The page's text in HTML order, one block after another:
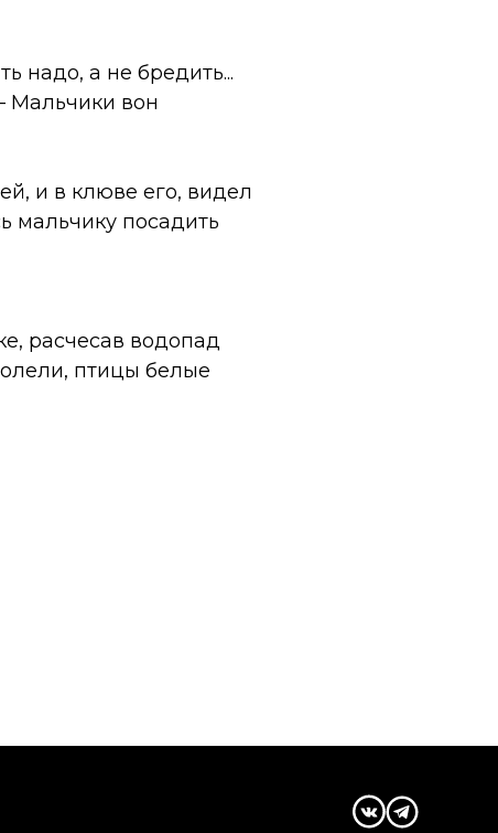
надо, а не бредить...
Мальчики вон
и в клюве его, видел
мальчику посадить
расчесав водопад
птицы белые